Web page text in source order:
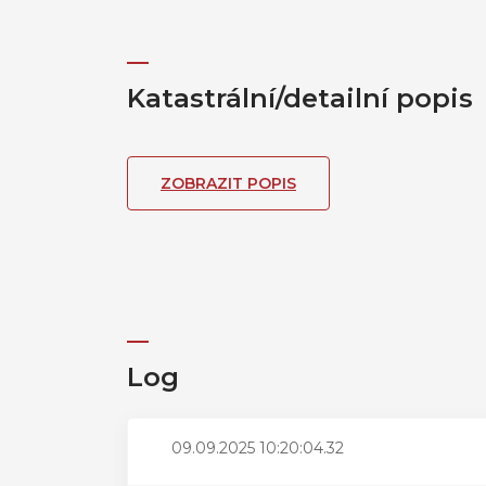
Katastrální/detailní popis
ZOBRAZIT POPIS
Log
09.09.2025 10:20:04.32